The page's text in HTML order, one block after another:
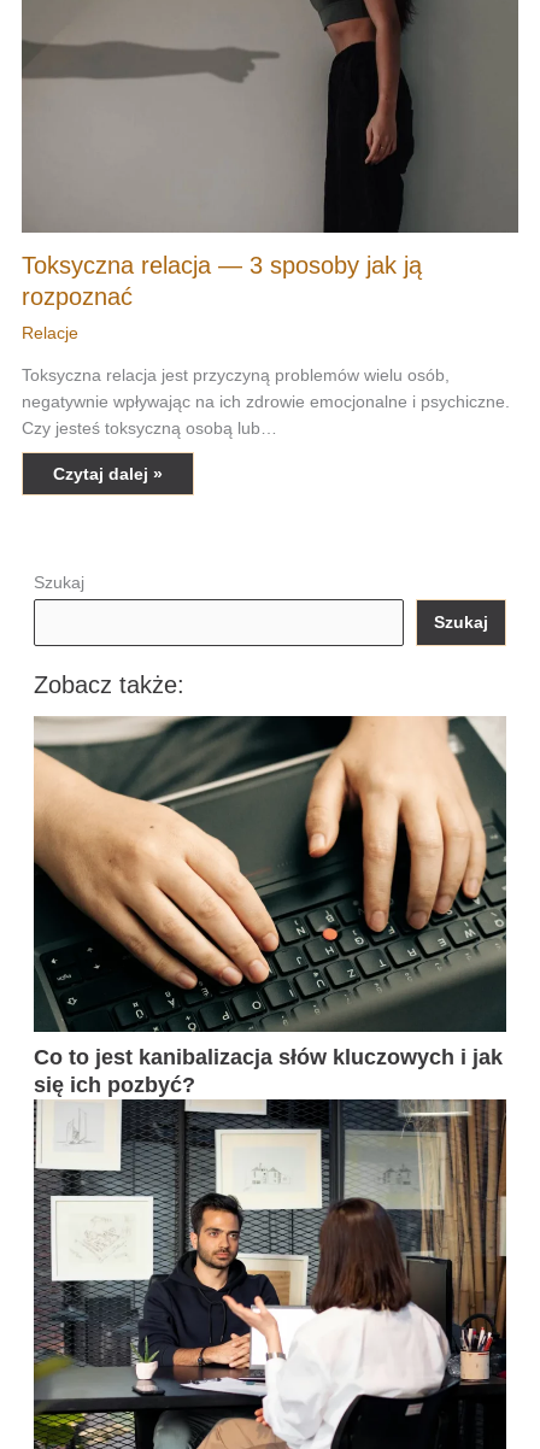
Toksyczna relacja — 3 sposoby jak ją
rozpoznać
Relacje
Toksyczna relacja jest przyczyną problemów wielu osób,
negatywnie wpływając na ich zdrowie emocjonalne i psychiczne.
Czy jesteś toksyczną osobą lub…
Czytaj dalej »
Szukaj
Szukaj
Zobacz także:
Co to jest kanibalizacja słów kluczowych i jak
się ich pozbyć?